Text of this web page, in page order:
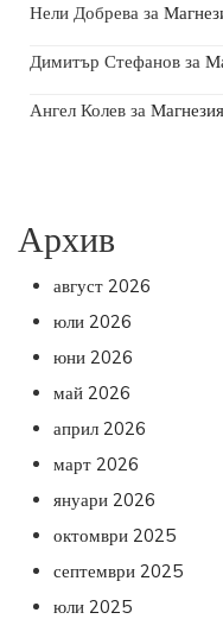
Нели Добрева за
Димитър Стефанов за
Ангел Колев за
Архив
август 2026
юли 2026
юни 2026
май 2026
април 2026
март 2026
януари 2026
октомври 2025
септември 2025
юли 2025